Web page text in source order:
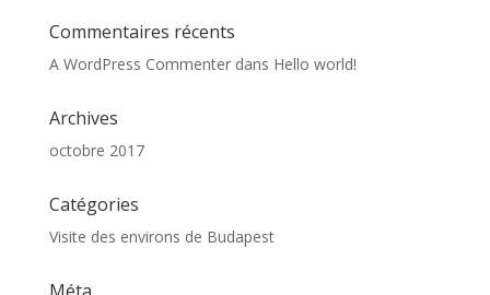
Commentaires récents
A WordPress Commenterdans Hello world!
Archives
octobre 2017
Catégories
Visite des environs de Budapest